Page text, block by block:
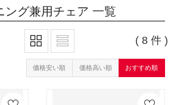
ング兼用チェア 一覧
( 8 件 )
価格安い順 価格高い順 おすすめ順